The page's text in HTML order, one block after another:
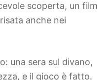
scoperta, un film
anche nei
una sera sul divano,
e il gioco è fatto.